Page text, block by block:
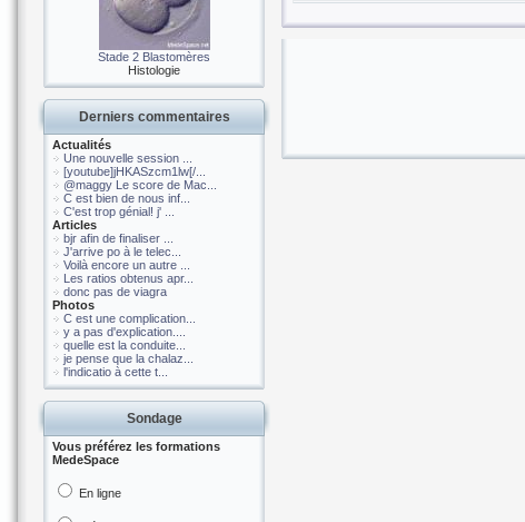
Stade 2 Blastomères
Histologie
Derniers commentaires
Actualités
Une nouvelle session ...
[youtube]jHKASzcm1lw[/...
@maggy Le score de Mac...
C est bien de nous inf...
C'est trop génial! j' ...
Articles
bjr afin de finaliser ...
J'arrive po à le telec...
Voilà encore un autre ...
Les ratios obtenus apr...
donc pas de viagra
Photos
C est une complication...
y a pas d'explication....
quelle est la conduite...
je pense que la chalaz...
l'indicatio à cette t...
Sondage
Vous préférez les formations
MedeSpace
En ligne